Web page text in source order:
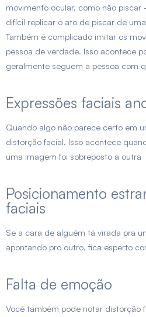
movimento ocular, como não
difícil replicar o ato de piscar de
Também é complicado imitar os
pessoa de verdade. Isso acontece
geralmente seguem a pessoa com
Expressões faciais
Quando algo não parece certo em
distorção facial. Isso acontece
uma imagem foi sobreposto a outra
Posicionamento
faciais
Se a cara de alguém tá virada pra
apontando pro outro, fica esperto
Falta de emoção
Você também pode notar distorção